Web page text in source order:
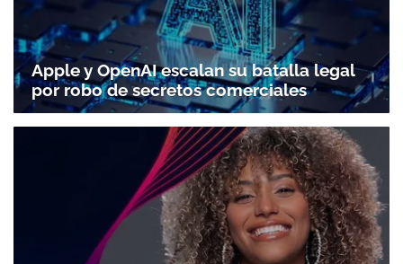
Apple y OpenAI escalan su batalla legal
por robo de secretos comerciales